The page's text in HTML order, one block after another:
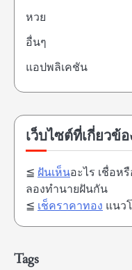
หวย
อื่นๆ
แอปพลิเคชัน
เว็บไซต์ที่เกี่ยวข้อ
≦ ฝันเห็นอะไร เชื่อห
ลองทำนายฝันกัน
≦ เช็คราคาทอง แนว
Tags